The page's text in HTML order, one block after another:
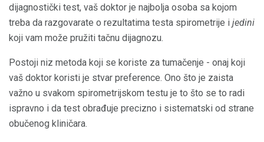
dijagnostički test, vaš doktor je najbolja osoba sa kojom
treba da razgovarate o rezultatima testa spirometrije i jedini
koji vam može pružiti tačnu dijagnozu.
Postoji niz metoda koji se koriste za tumačenje - onaj koji
vaš doktor koristi je stvar preference. Ono što je zaista
važno u svakom spirometrijskom testu je to što se to radi
ispravno i da test obrađuje precizno i ​​sistematski od strane
obučenog kliničara.